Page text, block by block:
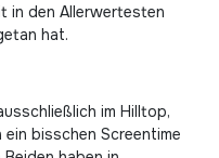
in den Allerwertesten
hat.
im Hilltop,
ein bisschen Screentime